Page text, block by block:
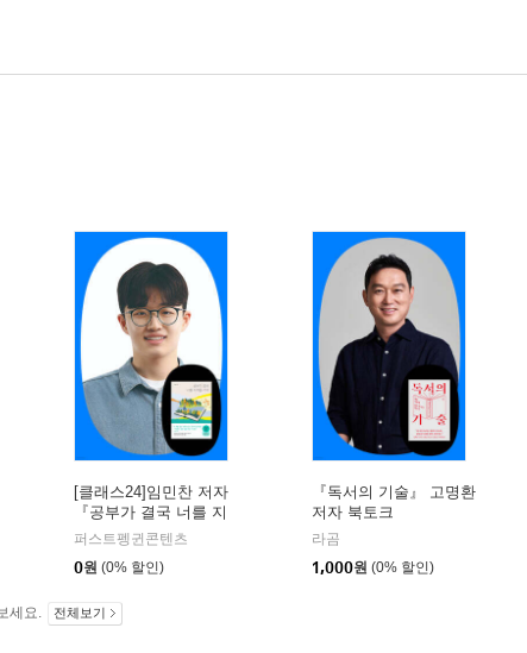
[클래스24]임민찬 저자
『공부가 결국 너를 지
켜줄 거야』온라인 북토
퍼스트펭귄콘텐츠
0원 (0% 할인)
『독서의 기술』 고명환
저자 북토크
라곰
1,000원 (0% 할인)
세요. 전체보기